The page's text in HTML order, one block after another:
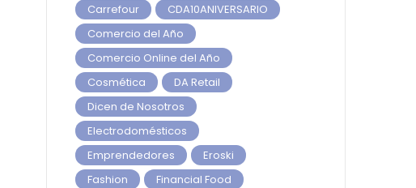
Carrefour
CDA10ANIVERSARIO
Comercio del Año
Comercio Online del Año
Cosmética
DA Retail
Dicen de Nosotros
Electrodomésticos
Emprendedores
Eroski
Fashion
Financial Food